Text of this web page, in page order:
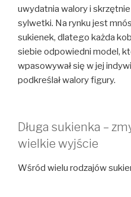
uwydatnia walory i
sylwetki. Na rynku jest
sukienek, dlatego każda
siebie odpowiedni model,
wpasowywał się w jej
podkreślał walory figury.
Długa sukienka –
wielkie wyjście
Wśród wielu rodzajów